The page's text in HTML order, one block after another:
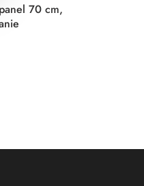
70 cm,